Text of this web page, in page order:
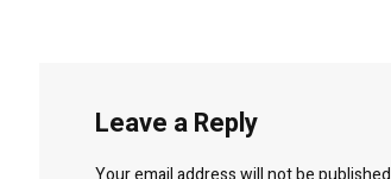
Leave a Reply